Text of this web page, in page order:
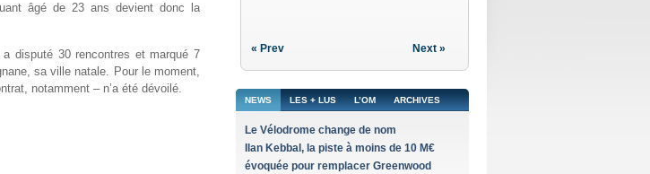
âgé de 23 ans devient donc la
disputé 30 rencontres et marqué 7
sa ville natale. Pour le moment,
notamment – n’a été dévoilé.
« Prev Next »
NEWS LES + LUS L’OM ARCHIVES
Le Vélodrome change de nom
Ilan Kebbal, la piste à moins de 10 M€
évoquée pour remplacer Greenwood